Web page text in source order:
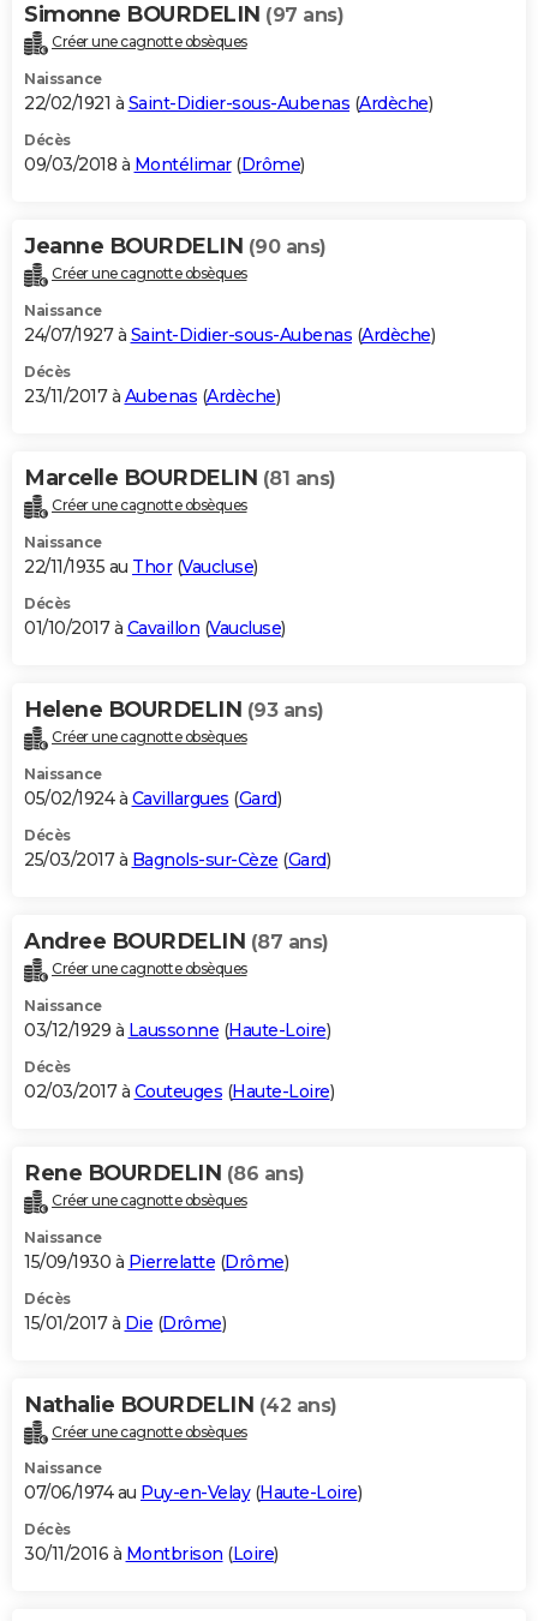
Simonne BOURDELIN (97 ans)
Créer une cagnotte obsèques
Naissance
22/02/1921 à Saint-Didier-sous-Aubenas (Ardèche)
Décès
09/03/2018 à Montélimar(Drôme)
Jeanne BOURDELIN (90 ans)
Créer une cagnotte obsèques
Naissance
24/07/1927 à Saint-Didier-sous-Aubenas (Ardèche)
Décès
23/11/2017 à Aubenas (Ardèche)
Marcelle BOURDELIN (81 ans)
Créer une cagnotte obsèques
Naissance
22/11/1935 au Thor(Vaucluse)
Décès
01/10/2017 à Cavaillon (Vaucluse)
Helene BOURDELIN (93 ans)
Créer une cagnotte obsèques
Naissance
05/02/1924 à Cavillargues (Gard)
Décès
25/03/2017 à Bagnols-sur-Cèze (Gard)
Andree BOURDELIN (87 ans)
Créer une cagnotte obsèques
Naissance
03/12/1929 à Laussonne (Haute-Loire)
Décès
02/03/2017 à Couteuges (Haute-Loire)
Rene BOURDELIN (86 ans)
Créer une cagnotte obsèques
Naissance
15/09/1930 à Pierrelatte (Drôme)
Décès
15/01/2017 à Die (Drôme)
Nathalie BOURDELIN (42 ans)
Créer une cagnotte obsèques
Naissance
07/06/1974 au Puy-en-Velay(Haute-Loire)
Décès
30/11/2016 à Montbrison (Loire)